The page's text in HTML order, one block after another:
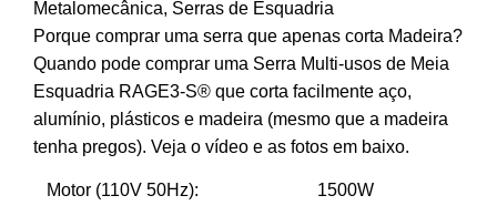
Metalomecânica, Serras de Esquadria
Porque comprar uma serra que apenas corta Madeira?
Quando pode comprar uma Serra Multi-usos de Meia
Esquadria RAGE3-S® que corta facilmente aço,
alumínio, plásticos e madeira (mesmo que a madeira
tenha pregos). Veja o vídeo e as fotos em baixo.
Motor (110V 50Hz): 1500W